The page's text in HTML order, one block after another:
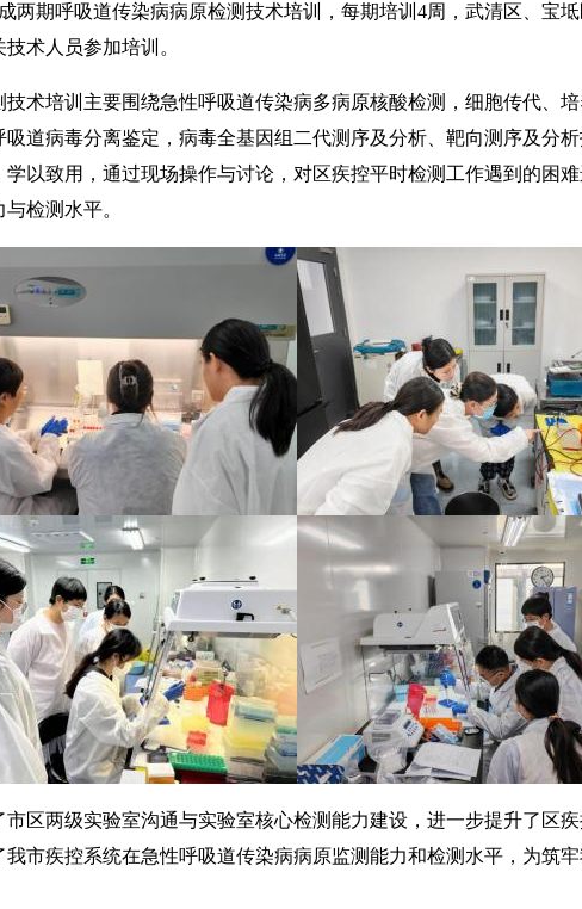
两期呼吸道传染病病原检测技术培训，每期培训4周，武清区、宝
术人员参加培训。
培训主要围绕急性呼吸道传染病多病原核酸检测，细胞传代、培
道病毒分离鉴定，病毒全基因组二代测序及分析、靶向测序及分
以致用，通过现场操作与讨论，对区疾控平时检测工作遇到的困
检测水平。
两级实验室沟通与实验室核心检测能力建设，进一步提升了区疾
市疾控系统在急性呼吸道传染病病原监测能力和检测水平，为筑